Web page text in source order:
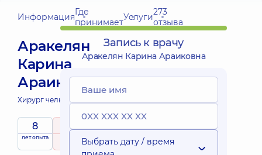
ИнформацияГде
принимаетУслуги273
отзыва
Аракелян
Карина
Араиковна
Хирург челюстно-лицевой;
8
лет опыта
5 / 5
рейтингна основе
273 отзыва
Запись к врачу
Аракелян Карина Араиковна
Выбрать дату / время